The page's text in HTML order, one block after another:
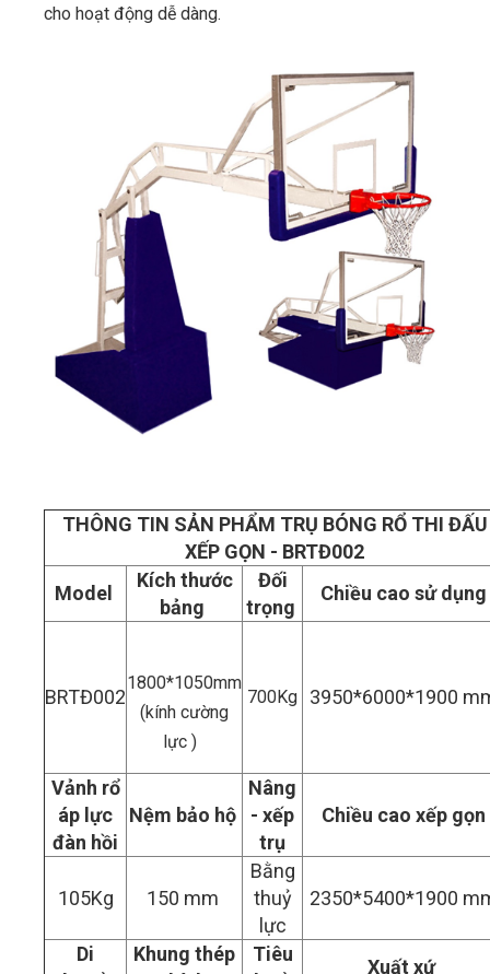
cho hoạt động dễ dàng.
THÔNG TIN SẢN PHẨM TRỤ BÓNG RỔ THI ĐẤU
XẾP GỌN - BRTĐ002
Model
Kích thước
bảng
Đối
trọng
Chiều cao sử dụng
BRTĐ002
1800*1050mm
(kính cường
lực )
700Kg 3950*6000*1900
Vảnh rổ
áp lực
đàn hồi
Nệm bảo hộ
Nâng
- xếp
trụ
Chiều cao xếp gọn
105Kg 150 mm
Bằng
thuỷ
lực
2350*5400*1900
Di
Khung thép
Tiêu
Xuất xứ